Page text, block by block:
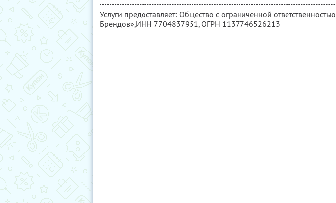
Услуги предоставляет: Общество с ограниченной
Брендов»,ИНН 7704837951, ОГРН 1137746526213